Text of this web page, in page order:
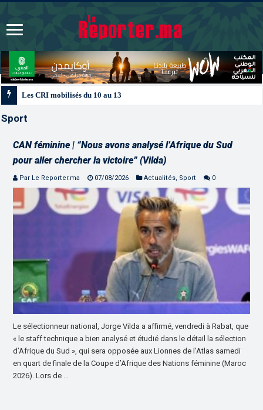
Les CRI mobilisés du 10 au 13 août pour accompagner les projets des
Sport
CAN féminine | “Nous avons analysé l’Afrique du Sud
pour aller chercher la victoire” (Vilda)
Par Le Reporter.ma 07/08/2026 Actualités, Sport 0
Le sélectionneur national, Jorge Vilda a affirmé, vendredi à Rabat, que
« le staff technique a bien analysé et étudié dans le détail la sélection
d’Afrique du Sud », qui sera opposée aux Lionnes de l’Atlas samedi
en quart de finale de la Coupe d’Afrique des Nations féminine (Maroc
2026). Lors de …